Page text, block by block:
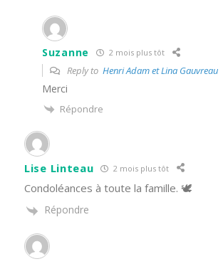
Suzanne 2 mois plus tôt
Reply to Henri Adam et Lina Gauvreau
Merci
Répondre
Lise Linteau 2 mois plus tôt
Condoléances à toute la famille. 🕊️
Répondre